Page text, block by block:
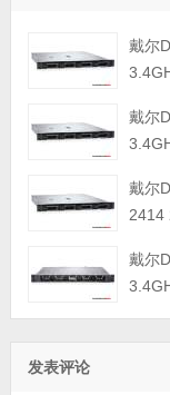
戴尔
戴尔
修)
戴尔
2414
三年保修)
戴尔
发表评论